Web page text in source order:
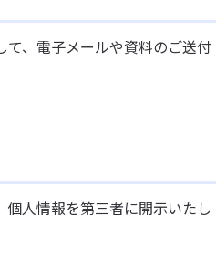
、電子メールや資料のご送付
人情報を第三者に開示いたし